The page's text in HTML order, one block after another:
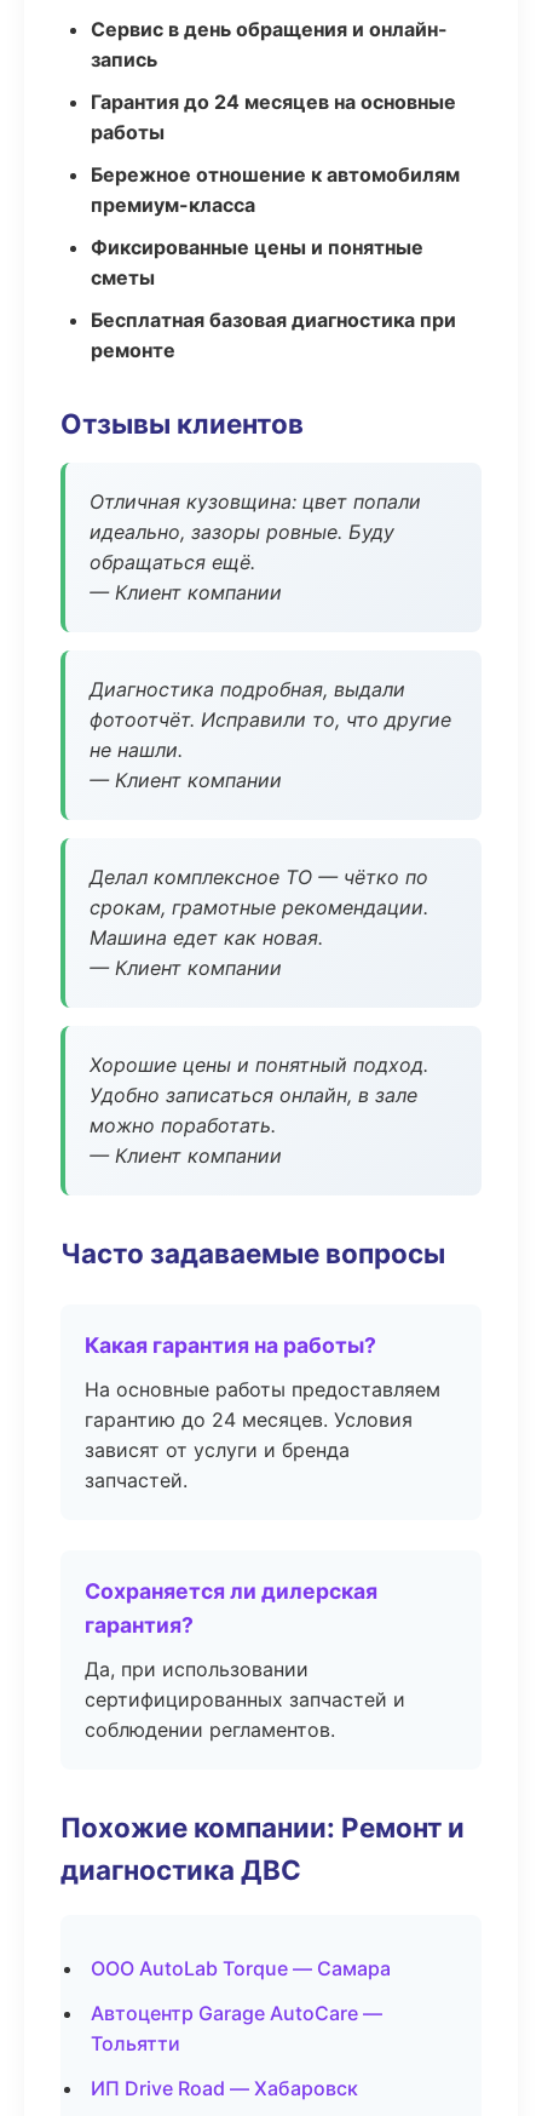
Сервис в день обращения и онлайн-
запись
Гарантия до 24 месяцев на основные
работы
Бережное отношение к автомобилям
премиум-класса
Фиксированные цены и понятные
сметы
Бесплатная базовая диагностика при
ремонте
Отзывы клиентов
Отличная кузовщина: цвет попали
идеально, зазоры ровные. Буду
обращаться ещё.
— Клиент компании
Диагностика подробная, выдали
фотоотчёт. Исправили то, что другие
не нашли.
— Клиент компании
Делал комплексное ТО — чётко по
срокам, грамотные рекомендации.
Машина едет как новая.
— Клиент компании
Хорошие цены и понятный подход.
Удобно записаться онлайн, в зале
можно поработать.
— Клиент компании
Часто задаваемые вопросы
Какая гарантия на работы?
На основные работы предоставляем
гарантию до 24 месяцев. Условия
зависят от услуги и бренда
запчастей.
Сохраняется ли дилерская
гарантия?
Да, при использовании
сертифицированных запчастей и
соблюдении регламентов.
Похожие компании: Ремонт и
диагностика ДВС
ООО AutoLab Torque — Самара
Автоцентр Garage AutoCare —
Тольятти
ИП Drive Road — Хабаровск